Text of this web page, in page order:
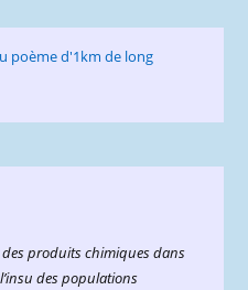
produits chimiques dans
des populations